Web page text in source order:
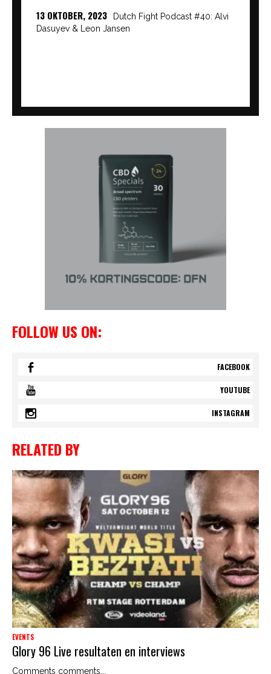
13 OKTOBER, 2023
Dutch Fight Podcast #40: Alvi
Dasuyev & Leon Jansen
FOLLOW US ON:
FACEBOOK
YOUTUBE
INSTAGRAM
RELATED BY
EVENTS
Glory 96 Live resultaten en interviews
Comments comments...